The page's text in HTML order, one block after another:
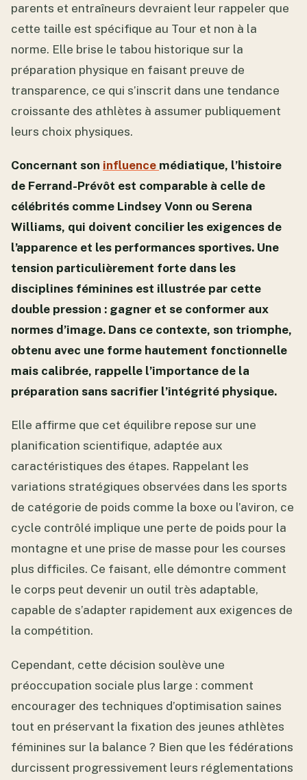
parents et entraîneurs devraient leur rappeler que
cette taille est spécifique au Tour et non à la
norme. Elle brise le tabou historique sur la
préparation physique en faisant preuve de
transparence, ce qui s’inscrit dans une tendance
croissante des athlètes à assumer publiquement
leurs choix physiques.
Concernant son influence médiatique, l’histoire
de Ferrand-Prévôt est comparable à celle de
célébrités comme Lindsey Vonn ou Serena
Williams, qui doivent concilier les exigences de
l’apparence et les performances sportives. Une
tension particulièrement forte dans les
disciplines féminines est illustrée par cette
double pression : gagner et se conformer aux
normes d’image. Dans ce contexte, son triomphe,
obtenu avec une forme hautement fonctionnelle
mais calibrée, rappelle l’importance de la
préparation sans sacrifier l’intégrité physique.
Elle affirme que cet équilibre repose sur une
planification scientifique, adaptée aux
caractéristiques des étapes. Rappelant les
variations stratégiques observées dans les sports
de catégorie de poids comme la boxe ou l’aviron, ce
cycle contrôlé implique une perte de poids pour la
montagne et une prise de masse pour les courses
plus difficiles. Ce faisant, elle démontre comment
le corps peut devenir un outil très adaptable,
capable de s’adapter rapidement aux exigences de
la compétition.
Cependant, cette décision soulève une
préoccupation sociale plus large : comment
encourager des techniques d’optimisation saines
tout en préservant la fixation des jeunes athlètes
féminines sur la balance ? Bien que les fédérations
durcissent progressivement leurs réglementations